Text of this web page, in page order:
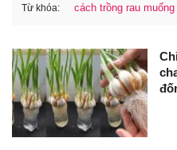
Từ khóa: cách trồng rau muống